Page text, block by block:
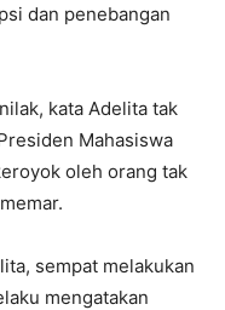
dan penebangan
kata Adelita tak
Mahasiswa
oleh orang tak
sempat melakukan
mengatakan